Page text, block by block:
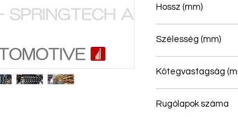
Hossz (mm)
Szélesség (mm)
Kötegvastagság
Rugólapok száma